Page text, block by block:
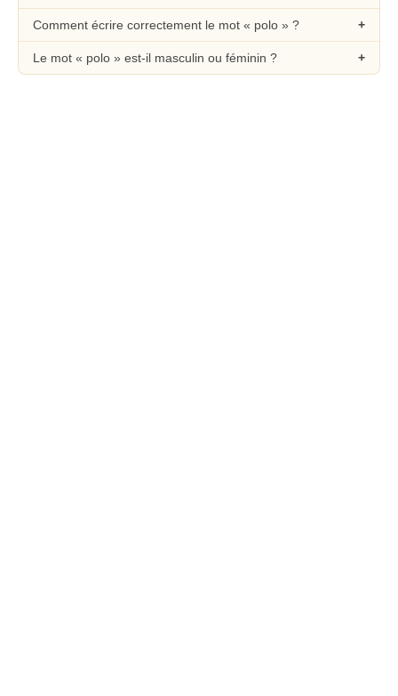
Comment écrire correctement le mot « polo » ?
Le mot « polo » est-il masculin ou féminin ?